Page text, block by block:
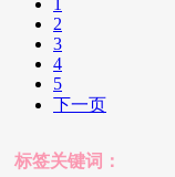
2
3
4
5
下一页
标签关键词：